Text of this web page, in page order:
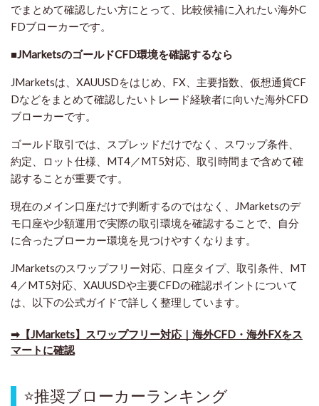
でまとめて確認したい方にとって、比較候補に入れたい海外C
FDブローカーです。
■JMarketsのゴールドCFD環境を確認するなら
JMarketsは、XAUUSDをはじめ、FX、主要指数、仮想通貨CF
Dなどをまとめて確認したいトレード経験者に向いた海外CFD
ブローカーです。
ゴールド取引では、スプレッドだけでなく、スワップ条件、
約定、ロット仕様、MT4／MT5対応、取引時間まで含めて確
認することが重要です。
現在のメイン口座だけで判断するのではなく、JMarketsのデ
モ口座や少額運用で実際の取引環境を確認することで、自分
に合ったブローカー環境を見つけやすくなります。
JMarketsのスワップフリー対応、口座タイプ、取引条件、MT
4／MT5対応、XAUUSDや主要CFDの確認ポイントについて
は、以下の公式ガイドで詳しく整理しています。
➡​【JMarkets】スワップフリー対応｜海外CFD・海外FXをス
マートに確認
⭐推奨ブローカーランキング